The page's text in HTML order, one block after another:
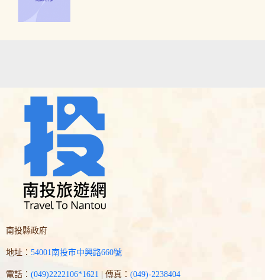
南投縣政府
地址： 54001南投市中興路660號
電話： (049)2222106*1621 | 傳真： (049)-2238404